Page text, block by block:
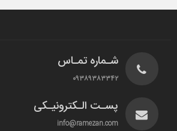
شـماره تمـاس
۰۹۳۸۹۳۸۳۳۴۲
پسـت الـکترونیـکی
info@ramezan.com